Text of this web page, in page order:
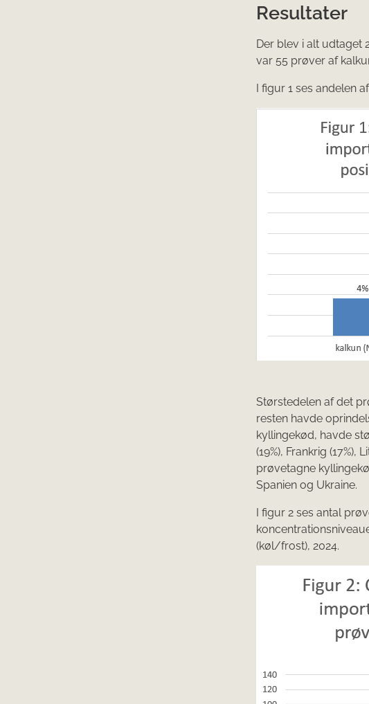
Resultater
Der blev i alt udtaget
var 55 prøver af
I figur 1 ses andelen
Størstedelen af det
resten havde
kyllingekød, havde
(19%), Frankrig (17%),
prøvetagne
Spanien og Ukraine.
I figur 2 ses antal
(køl/frost), 2024.